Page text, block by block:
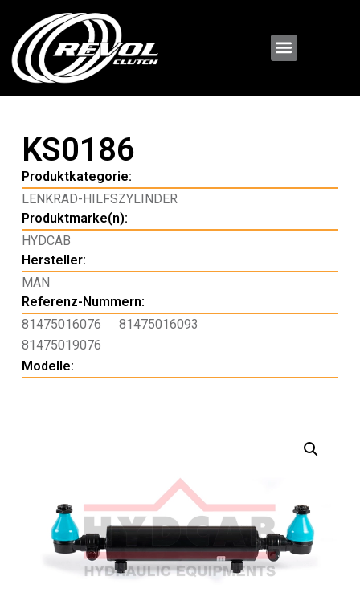
KS0186
Produktkategorie:
LENKRAD-HILFSZYLINDER
Produktmarke(n):
HYDCAB
Hersteller:
MAN
Referenz-Nummern:
81475016076
81475016093
81475019076
Modelle: